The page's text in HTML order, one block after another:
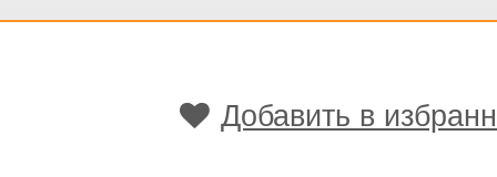
Добавить в